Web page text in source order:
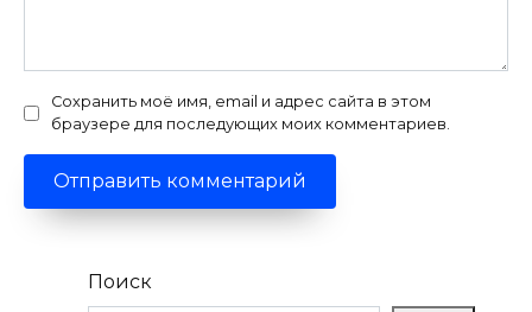
Сохранить моё имя, email и адрес сайта в этом
браузере для последующих моих комментариев.
Поиск